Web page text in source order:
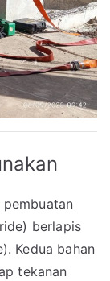
berlapis
Kedua bahan
tekanan